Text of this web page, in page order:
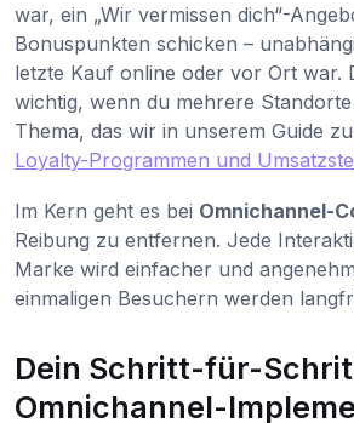
war, ein „Wir vermissen dich“-
Bonuspunkten schicken –
letzte Kauf online oder vor Ort war.
wichtig, wenn du mehrere
Thema, das wir in unserem Guide zu
Loyalty-Programmen und
Im Kern geht es bei Omnichannel-
Reibung zu entfernen. Jede
Marke wird einfacher und
einmaligen Besuchern werden
Dein Schritt-für-
Omnichannel-